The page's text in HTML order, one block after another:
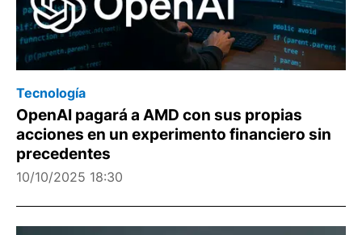
Tecnología
OpenAI pagará a AMD con sus propias
acciones en un experimento financiero sin
precedentes
10/10/2025 18:30